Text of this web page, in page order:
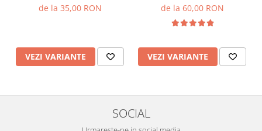
de la 35,00 RON
VEZI VARIANTE
de la 60,00 RON
VEZI VARIANTE
SOCIAL